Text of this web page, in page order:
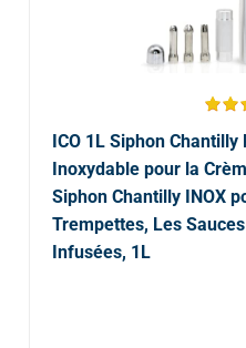
ICO 1L Siphon
Inoxydable pour la
Siphon Chantilly INOX
Trempettes, Les
Infusées, 1L